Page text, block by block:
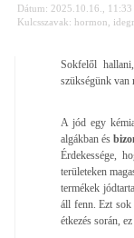
Dátum: 2025.10.16., 11:33
Kulcsszavak: hormon
Sokfelől
szükségünk van
A jód egy
algákban és
Érdekessége,
területeken
termékek
áll fenn. Ezt sok
étkezés során,